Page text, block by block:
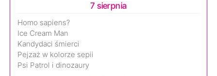
7 sierpnia
Homo sapiens?
Ice Cream Man
Kandydaci śmierci
Pejzaż w kolorze sepii
Psi Patrol i dinozaury